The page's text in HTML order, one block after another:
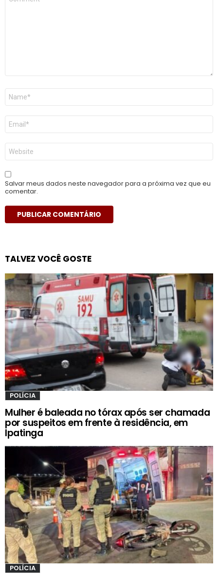
Nome
E-
mail
*
Site
Salvar meus dados neste navegador para a próxima vez que eu
comentar.
TALVEZ VOCÊ GOSTE
POLÍCIA
Mulher é baleada no tórax após ser chamada
por suspeitos em frente à residência, em
Ipatinga
POLÍCIA